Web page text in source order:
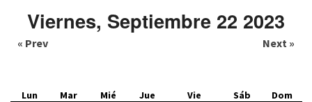
BecasViernes, Septiembre 22 2023
« Prev Next »
Lun Mar Mié Jue Vie Sáb
Dom